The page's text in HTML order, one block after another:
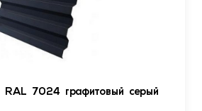
RAL 7024 графитовый серый